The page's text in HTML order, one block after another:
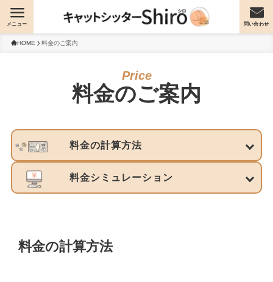
問い合わせ
メニュー
HOME 料金のご案内
料金のご案内
料金の計算方法
料金シミュレーション
料金の計算方法